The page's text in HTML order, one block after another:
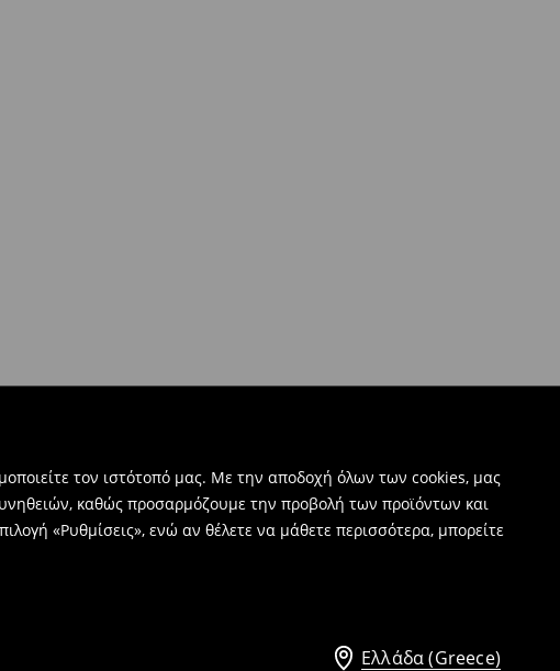
τον ιστότοπό μας. Με την αποδοχή όλων των cookies, μας
καθώς προσαρμόζουμε την προβολή των προϊόντων και
«Ρυθμίσεις», ενώ αν θέλετε να μάθετε περισσότερα, μπορείτε
Ελλάδα (Greece)